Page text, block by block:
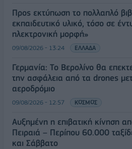
Προς εκτύπωση το πολλαπλό
εκπαιδευτικό υλικό, τόσο σε
ηλεκτρονική μορφή»
09/08/2026 - 13:24 ΕΛΛΑΔΑ
Γερμανία: Το Βερολίνο θα
την ασφάλεια από τα drones
αεροδρόμιο
09/08/2026 - 12:57 ΚΟΣΜΟΣ
Αυξημένη η επιβατική κίνηση
Πειραιά – Περίπου 60.000
και Σάββατο